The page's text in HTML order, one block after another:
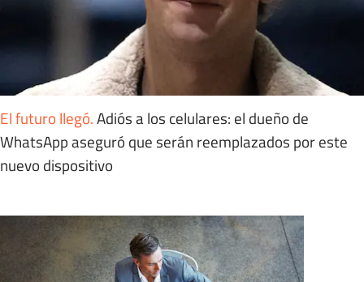
El futuro llegó.Adiós a los celulares: el dueño de
WhatsApp aseguró que serán reemplazados por este
nuevo dispositivo